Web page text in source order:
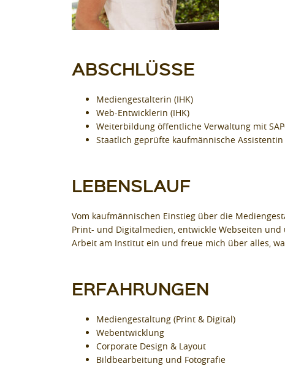
ABSCHLÜSSE
Mediengestalterin (IHK)
Web-Entwicklerin (IHK)
Weiterbildung öffentliche Verwaltung mit
Staatlich geprüfte kaufmännische
LEBENSLAUF
Vom kaufmännischen Einstieg über die
Print- und Digitalmedien, entwickle Webseiten
Arbeit am Institut ein und freue mich über alles,
ERFAHRUNGEN
Mediengestaltung (Print & Digital)
Webentwicklung
Corporate Design & Layout
Bildbearbeitung und Fotografie